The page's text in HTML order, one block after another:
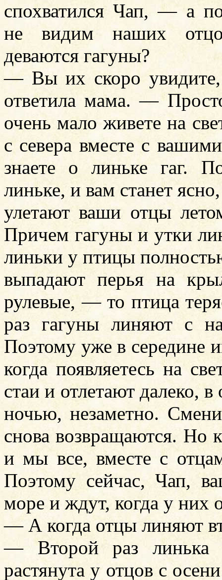
спохватился Чап, — а
не видим наших
деваются гагуны?
— Вы их скоро
ответила мама. —
очень мало живете на
с севера вместе с
знаете о линьке гаг.
линьке, и вам станет
улетают ваши отцы
Причем гагуны и утки
линьки у птицы
выпадают перья на
рулевые, — то птица
раз гагуны линяют с
Поэтому уже в середине
когда появляетесь на
стаи и отлетают далеко,
ночью, незаметно.
снова возвращаются. Но
и мы все, вместе с
Поэтому сейчас, Чап,
море и ждут, когда у них
— А когда отцы линяют
— Второй раз линька
растянута у отцов с